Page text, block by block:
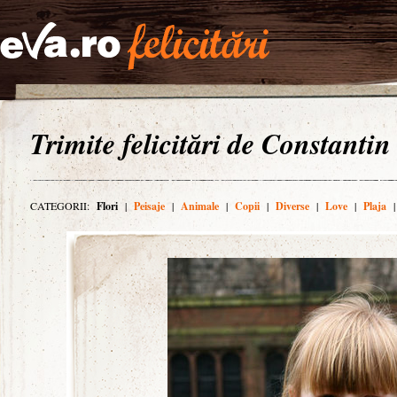
Trimite felicitări de
CATEGORII: Flori | Peisaje | Animale | Copii | Diverse | Love | Plaja |